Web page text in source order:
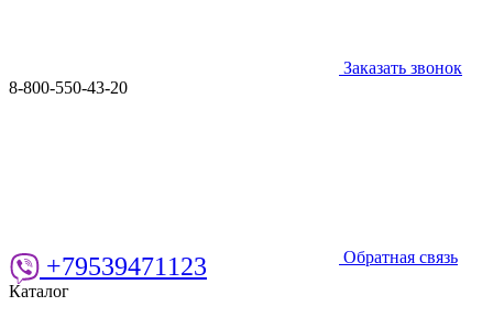
Заказать звонок
8-800-550-43-20
Обратная связь
+79539471123
Каталог